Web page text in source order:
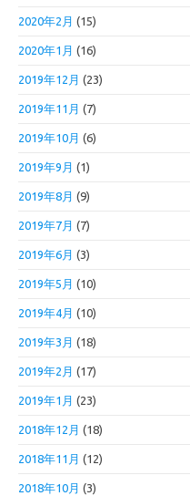
2020年2月 (15)
2020年1月 (16)
2019年12月 (23)
2019年11月 (7)
2019年10月 (6)
2019年9月 (1)
2019年8月 (9)
2019年7月 (7)
2019年6月 (3)
2019年5月 (10)
2019年4月 (10)
2019年3月 (18)
2019年2月 (17)
2019年1月 (23)
2018年12月 (18)
2018年11月 (12)
2018年10月 (3)